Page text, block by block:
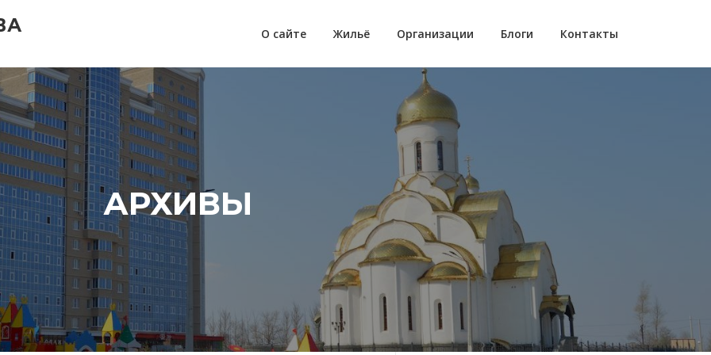
О сайте Жильё Организации Блоги Контакты
АРХИВЫ